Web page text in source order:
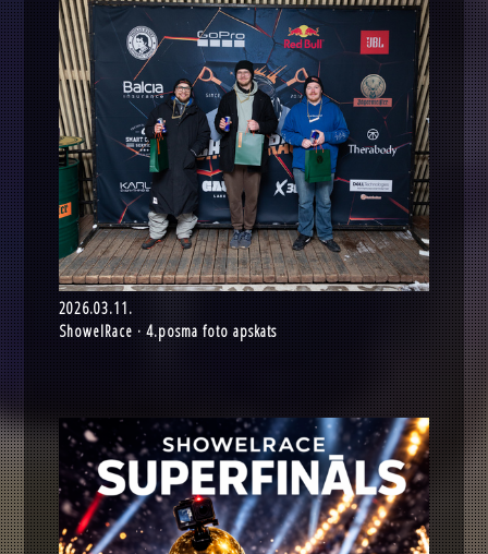
2026.03.11.
ShowelRace · 4.posma foto apskats